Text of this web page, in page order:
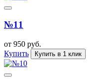
№11
от 950 руб.
Купить
Купить в 1 клик